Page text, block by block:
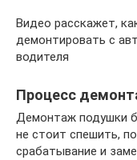
Видео расскажет,
демонтировать с
водителя
Процесс
Демонтаж подушки
не стоит спешить,
срабатывание и